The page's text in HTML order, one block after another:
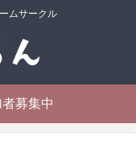
ムサークル
募集中